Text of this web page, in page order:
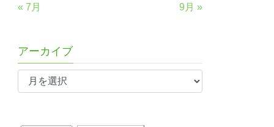
« 7月 9月 »
アーカイブ
ア